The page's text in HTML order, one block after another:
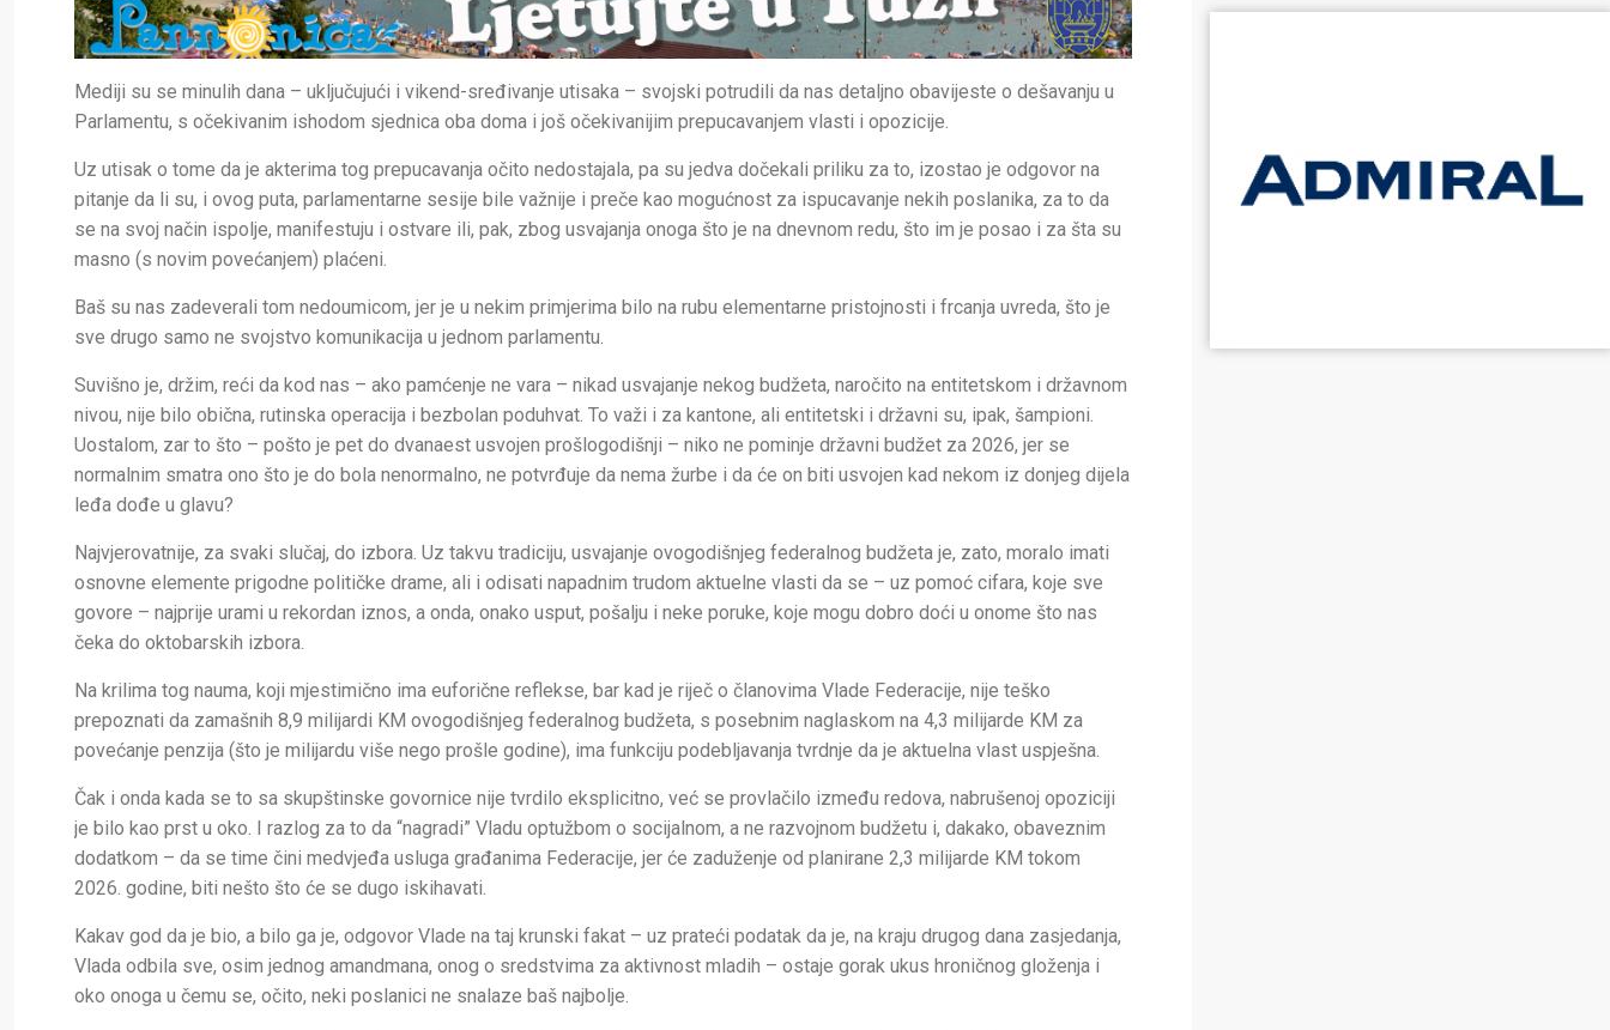
Mediji su se minulih dana – uključujući i vikend-sređivanje utisaka – svojski potrudili da nas detaljno obavijeste o dešavanju u
Parlamentu, s očekivanim ishodom sjednica oba doma i još očekivanijim prepucavanjem vlasti i opozicije.
Uz utisak o tome da je akterima tog prepucavanja očito nedostajala, pa su jedva dočekali priliku za to, izostao je odgovor na
pitanje da li su, i ovog puta, parlamentarne sesije bile važnije i preče kao mogućnost za ispucavanje nekih poslanika, za to da
se na svoj način ispolje, manifestuju i ostvare ili, pak, zbog usvajanja onoga što je na dnevnom redu, što im je posao i za šta su
masno (s novim povećanjem) plaćeni.
Baš su nas zadeverali tom nedoumicom, jer je u nekim primjerima bilo na rubu elementarne pristojnosti i frcanja uvreda, što je
sve drugo samo ne svojstvo komunikacija u jednom parlamentu.
Suvišno je, držim, reći da kod nas – ako pamćenje ne vara – nikad usvajanje nekog budžeta, naročito na entitetskom i državnom
nivou, nije bilo obična, rutinska operacija i bezbolan poduhvat. To važi i za kantone, ali entitetski i državni su, ipak, šampioni.
Uostalom, zar to što – pošto je pet do dvanaest usvojen prošlogodišnji – niko ne pominje državni budžet za 2026, jer se
normalnim smatra ono što je do bola nenormalno, ne potvrđuje da nema žurbe i da će on biti usvojen kad nekom iz donjeg dijela
leđa dođe u glavu?
Najvjerovatnije, za svaki slučaj, do izbora. Uz takvu tradiciju, usvajanje ovogodišnjeg federalnog budžeta je, zato, moralo imati
osnovne elemente prigodne političke drame, ali i odisati napadnim trudom aktuelne vlasti da se – uz pomoć cifara, koje sve
govore – najprije urami u rekordan iznos, a onda, onako usput, pošalju i neke poruke, koje mogu dobro doći u onome što nas
čeka do oktobarskih izbora.
Na krilima tog nauma, koji mjestimično ima euforične reflekse, bar kad je riječ o članovima Vlade Federacije, nije teško
prepoznati da zamašnih 8,9 milijardi KM ovogodišnjeg federalnog budžeta, s posebnim naglaskom na 4,3 milijarde KM za
povećanje penzija (što je milijardu više nego prošle godine), ima funkciju podebljavanja tvrdnje da je aktuelna vlast uspješna.
Čak i onda kada se to sa skupštinske govornice nije tvrdilo eksplicitno, već se provlačilo između redova, nabrušenoj opoziciji
je bilo kao prst u oko. I razlog za to da “nagradi” Vladu optužbom o socijalnom, a ne razvojnom budžetu i, dakako, obaveznim
dodatkom – da se time čini medvjeđa usluga građanima Federacije, jer će zaduženje od planirane 2,3 milijarde KM tokom
2026. godine, biti nešto što će se dugo iskihavati.
Kakav god da je bio, a bilo ga je, odgovor Vlade na taj krunski fakat – uz prateći podatak da je, na kraju drugog dana zasjedanja,
Vlada odbila sve, osim jednog amandmana, onog o sredstvima za aktivnost mladih – ostaje gorak ukus hroničnog gloženja i
oko onoga u čemu se, očito, neki poslanici ne snalaze baš najbolje.